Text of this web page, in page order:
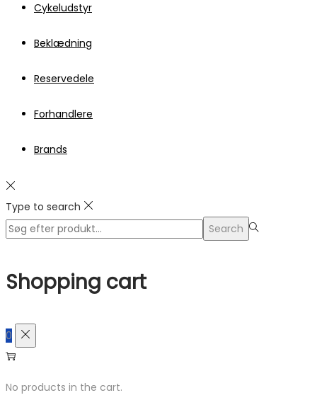
Cykeludstyr
Beklædning
Reservedele
Forhandlere
Brands
Type to search
Search
Search
Shopping cart
0
No products in the cart.